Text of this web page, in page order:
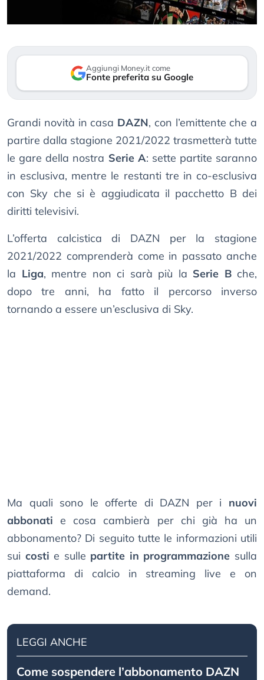
Aggiungi Money.it come
Fonte preferita su Google
Grandi novità in casa DAZN, con l’emittente che a
partire dalla stagione 2021/2022 trasmetterà tutte
le gare della nostra Serie A: sette partite saranno
in esclusiva, mentre le restanti tre in co-esclusiva
con Sky che si è aggiudicata il pacchetto B dei
diritti televisivi.
L’offerta calcistica di DAZN per la stagione
2021/2022 comprenderà come in passato anche
la Liga, mentre non ci sarà più la Serie Bche,
dopo tre anni, ha fatto il percorso inverso
tornando a essere un’esclusiva di Sky.
Ma quali sono le offerte di DAZN per i nuovi
abbonati e cosa cambierà per chi già ha un
abbonamento? Di seguito tutte le informazioni utili
sui costi e sulle partite in programmazione sulla
piattaforma di calcio in streaming live e on
demand.
LEGGI ANCHE
Come sospendere l’abbonamento DAZN